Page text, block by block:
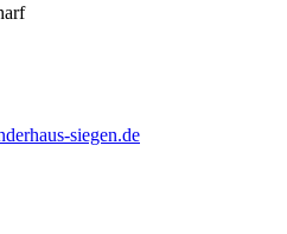
siegen.de